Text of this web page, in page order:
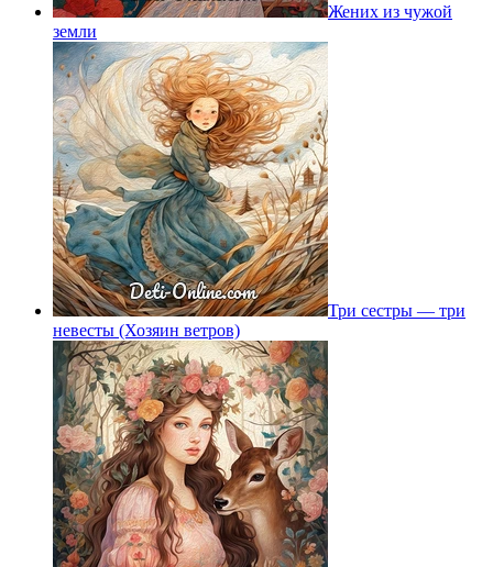
Жених из чужой
земли
Три сестры — три
невесты (Хозяин ветров)